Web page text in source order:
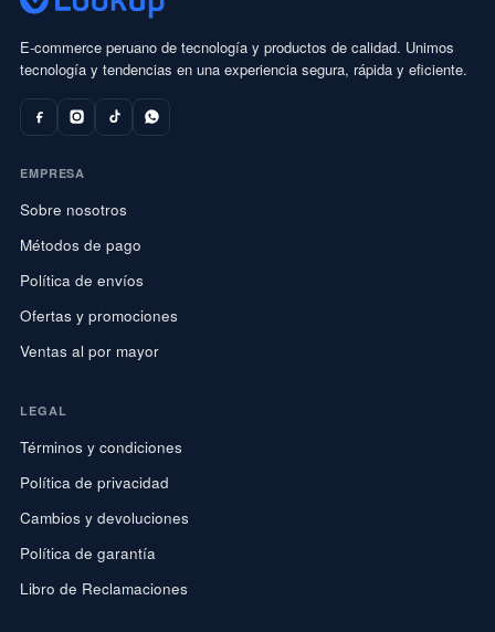
E-commerce peruano de tecnología y productos de calidad. Unimos
tecnología y tendencias en una experiencia segura, rápida y eficiente.
EMPRESA
Sobre nosotros
Métodos de pago
Política de envíos
Ofertas y promociones
Ventas al por mayor
LEGAL
Términos y condiciones
Política de privacidad
Cambios y devoluciones
Política de garantía
Libro de Reclamaciones